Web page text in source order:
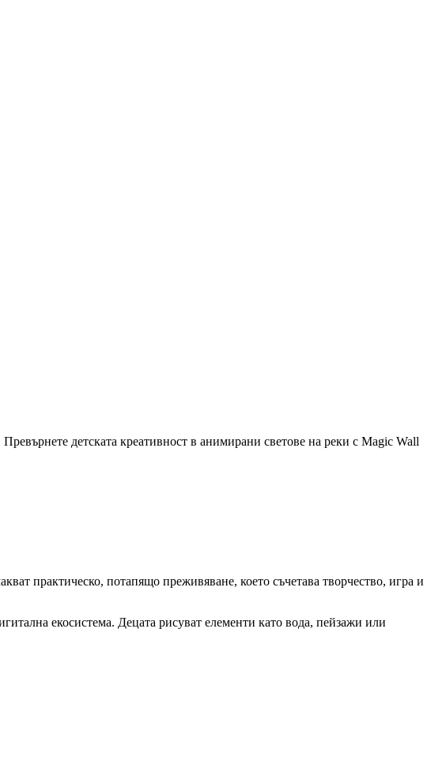
детската креативност в анимирани светове на реки с Magic Wall
практическо, потапящо преживяване, което съчетава творчество, игра и
екосистема. Децата рисуват елементи като вода, пейзажи или